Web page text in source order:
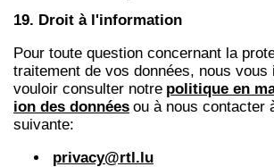
19. Droit à l'information
Pour toute question concernant la
traitement de vos données, nous vous
vouloir consulter notre politique en
ion des données ou à nous contacter
suivante:
privacy@rtl.lu